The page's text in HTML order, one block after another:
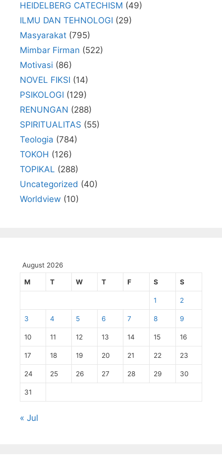
HEIDELBERG CATECHISM (49)
ILMU DAN TEHNOLOGI (29)
Masyarakat (795)
Mimbar Firman (522)
Motivasi (86)
NOVEL FIKSI (14)
PSIKOLOGI (129)
RENUNGAN (288)
SPIRITUALITAS (55)
Teologia (784)
TOKOH (126)
TOPIKAL (288)
Uncategorized (40)
Worldview (10)
August 2026
M T W T F S S
1 2
3 4 5 6 7 8 9
10 11 12 13 14 15 16
17 18 19 20 21 22 23
24 25 26 27 28 29 30
31
« Jul